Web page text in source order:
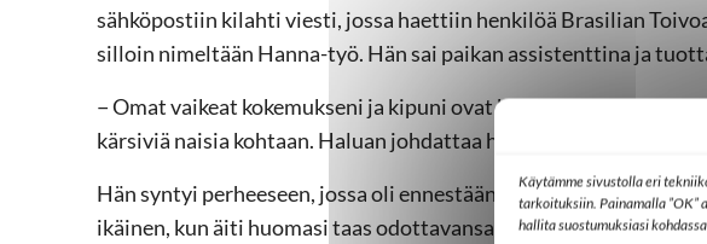
Käytämme sivustolla eri
tarkoituksiin. Painamalla ”OK”
hallita suostumuksiasi
sähköpostiin kilahti viesti, jossa haettiin henkilöä Brasilian
silloin nimeltään Hanna-työ. Hän sai paikan assistenttina ja
− Omat vaikeat kokemukseni ja kipuni ovat kasvattaneet haluani
kärsiviä naisia kohtaan. Haluan johdattaa heitä Kristuksen
Hän syntyi perheeseen, jossa oli ennestään kaksi poikaa.
ikäinen, kun äiti huomasi taas odottavansa. Perheellä oli